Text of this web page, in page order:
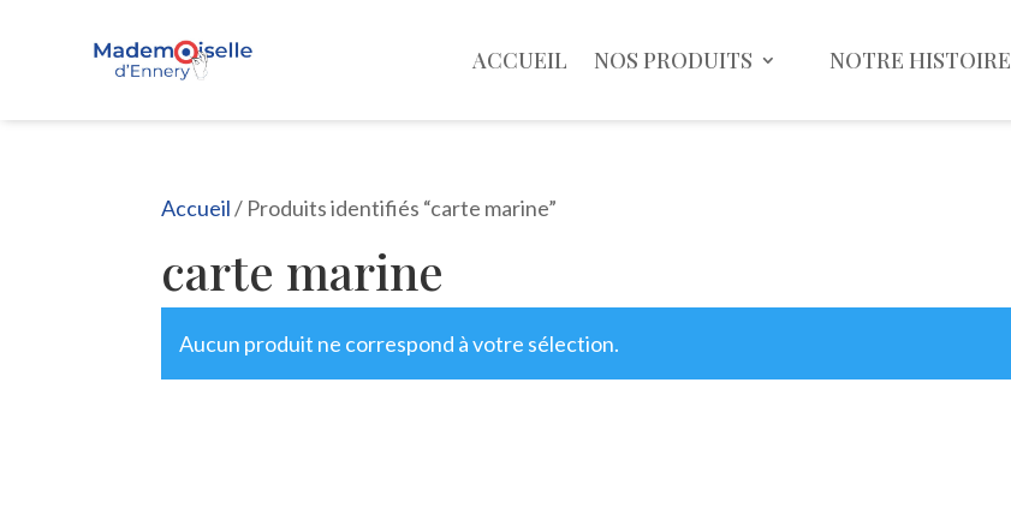
ACCUEIL NOS PRODUITS NOTRE HISTOIRE
Accueil/ Produits identifiés “carte marine”
carte marine
Aucun produit ne correspond à votre sélection.